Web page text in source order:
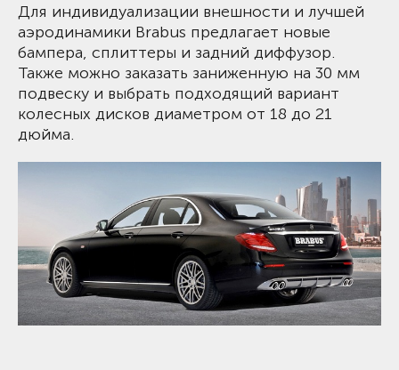
Для индивидуализации внешности и лучшей
аэродинамики Brabus предлагает новые
бампера, сплиттеры и задний диффузор.
Также можно заказать заниженную на 30 мм
подвеску и выбрать подходящий вариант
колесных дисков диаметром от 18 до 21
дюйма.